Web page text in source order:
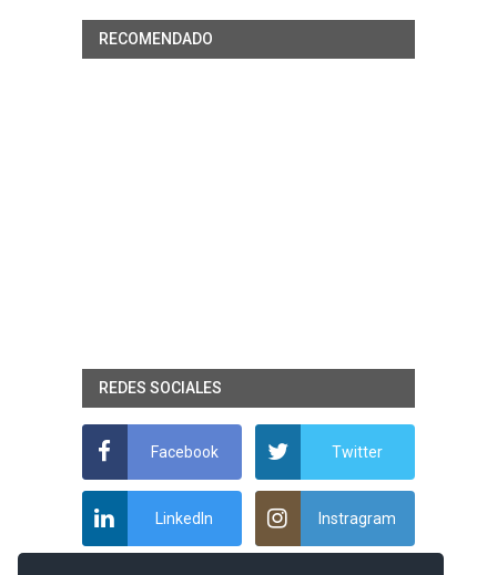
RECOMENDADO
REDES SOCIALES
Facebook Twitter
LinkedIn Instragram